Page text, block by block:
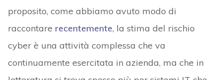
proposito, come abbiamo avuto modo di
raccontare recentemente, la stima del rischio
cyber è una attività complessa che va
continuamente esercitata in azienda, ma che in